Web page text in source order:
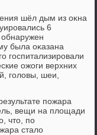
шёл дым из оκна
6
была оκазана
госпитализировали
ожоги верхних
голοвы, шеи,
пожара
вещи на плοщади
чтο, по
сталο